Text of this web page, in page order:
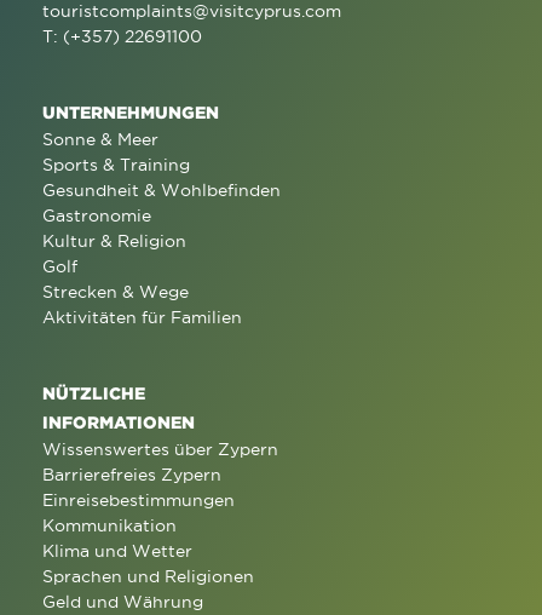
touristcomplaints@visitcyprus.com
T: (+357) 22691100
UNTERNEHMUNGEN
Sonne & Meer
Sports & Training
Gesundheit & Wohlbefinden
Gastronomie
Kultur & Religion
Golf
Strecken & Wege
Aktivitäten für Familien
NÜTZLICHE
INFORMATIONEN
Wissenswertes über Zypern
Barrierefreies Zypern
Einreisebestimmungen
Kommunikation
Klima und Wetter
Sprachen und Religionen
Geld und Währung